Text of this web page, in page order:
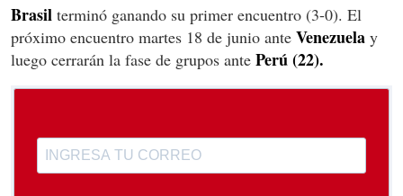
Brasil terminó ganando su primer encuentro (3-0). El
próximo encuentro martes 18 de junio ante Venezuela y
luego cerrarán la fase de grupos ante Perú (22).